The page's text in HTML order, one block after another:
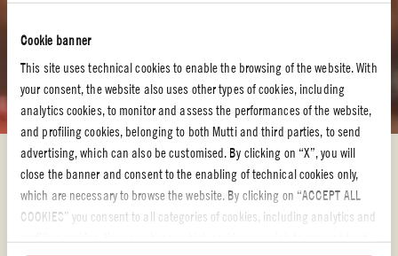
Cookie banner
This site uses technical cookies to enable the browsing of the website. With
your consent, the website also uses other types of cookies, including
analytics cookies, to monitor and assess the performances of the website,
and profiling cookies, belonging to both Mutti and third parties, to send
advertising, which can also be customised. By clicking on “X”, you will
close the banner and consent to the enabling of technical cookies only,
which are necessary to browse the website. By clicking on “ACCEPT ALL
COOKIES” you consent to all categories of cookies, including analytics and
Tomatoppskrifter – oppdag rettene våre
TOMATOPPSKRIFTER – OPPDAG
RETTENE VÅRE